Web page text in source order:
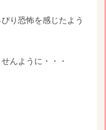
り恐怖を感じたよう
んように・・・